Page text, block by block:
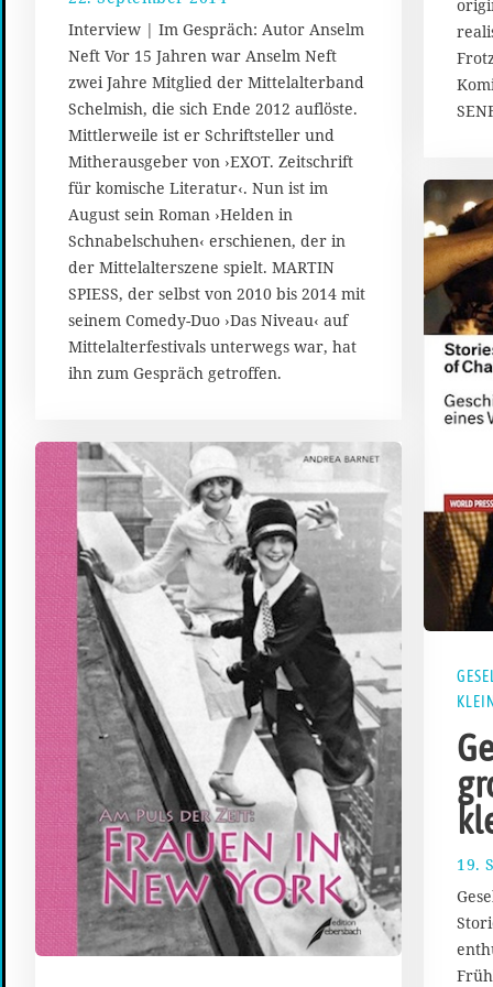
2
.
S
e
p
t
e
m
b
e
r
2
0
1
4
Interview | Im Gespräch: Autor Anselm
Neft Vor 15 Jahren war Anselm Neft
zwei Jahre Mitglied der Mittelalterband
Schelmish, die sich Ende 2012 auflöste.
Mittlerweile ist er Schriftsteller und
Mitherausgeber von ›EXOT. Zeitschrift
für komische Literatur‹. Nun ist im
August sein Roman ›Helden in
Schnabelschuhen‹ erschienen, der in
der Mittelalterszene spielt. MARTIN
SPIESS, der selbst von 2010 bis 2014 mit
seinem Comedy-Duo ›Das Niveau‹ auf
Mittelalterfestivals unterwegs war, hat
ihn zum Gespräch getroffen.
19.